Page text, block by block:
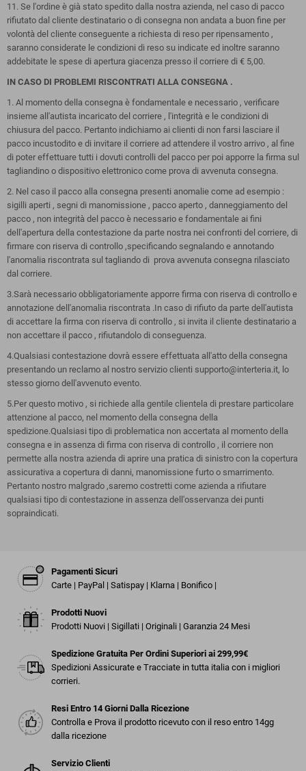
11. Se l'ordine è già stato spedito dalla nostra azienda, nel caso di pacco
rifiutato dal cliente destinatario o di consegna non andata a buon fine per
volontà del cliente conseguente a richiesta di reso per ripensamento ,
saranno considerate le condizioni di reso su indicate ed inoltre saranno
addebitate le spese di apertura giacenza presso il corriere di € 5,00.
IN CASO DI PROBLEMI RISCONTRATI ALLA CONSEGNA .
1. Al momento della consegna è fondamentale e necessario , verificare
insieme all'autista incaricato del corriere , l'integrità e le condizioni di
chiusura del pacco. Pertanto indichiamo ai clienti di non farsi lasciare il
pacco incustodito e di invitare il corriere ad attendere il vostro arrivo , al fine
di poter effettuare tutti i dovuti controlli del pacco per poi apporre la firma sul
tagliandino o dispositivo elettronico come prova di avvenuta consegna.
2. Nel caso il pacco alla consegna presenti anomalie come ad esempio :
sigilli aperti , segni di manomissione , pacco aperto , danneggiamento del
pacco , non integrità del pacco è necessario e fondamentale ai fini
dell'apertura della contestazione da parte nostra nei confronti del corriere, di
firmare con riserva di controllo ,specificando segnalando e annotando
l'anomalia riscontrata sul tagliando di prova avvenuta consegna rilasciato
dal corriere.
3.Sarà necessario obbligatoriamente apporre firma con riserva di controllo e
annotazione dell'anomalia riscontrata .In caso di rifiuto da parte dell'autista
di accettare la firma con riserva di controllo , si invita il cliente destinatario a
non accettare il pacco , rifiutandolo di conseguenza.
4.Qualsiasi contestazione dovrà essere effettuata all'atto della consegna
presentando un reclamo al nostro servizio clienti supporto@interteria.it, lo
stesso giorno dell'avvenuto evento.
5.Per questo motivo , si richiede alla gentile clientela di prestare particolare
attenzione al pacco, nel momento della consegna della
spedizione.Qualsiasi tipo di problematica non accertata al momento della
consegna e in assenza di firma con riserva di controllo , il corriere non
permette alla nostra azienda di aprire una pratica di sinistro con la copertura
assicurativa a copertura di danni, manomissione furto o smarrimento.
Pertanto nostro malgrado ,saremo costretti come azienda a rifiutare
qualsiasi tipo di contestazione in assenza dell'osservanza dei punti
sopraindicati.
Pagamenti Sicuri
Carte | PayPal | Satispay | Klarna | Bonifico |
Prodotti Nuovi
Prodotti Nuovi | Sigillati | Originali | Garanzia 24 Mesi
Spedizione Gratuita Per Ordini Superiori ai 299,99€
Spedizioni Assicurate e Tracciate in tutta italia con i migliori
corrieri.
Resi Entro 14 Giorni Dalla Ricezione
Controlla e Prova il prodotto ricevuto con il reso entro 14gg
dalla ricezione
Servizio Clienti